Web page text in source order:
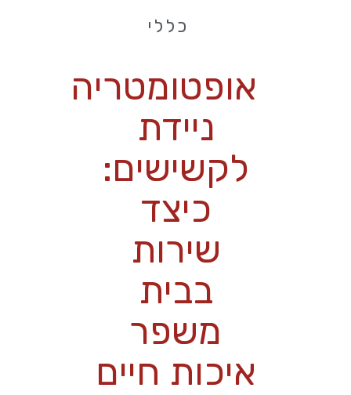
כללי
אופטומטריה
ניידת
לקשישים:
כיצד
שירות
בבית
משפר
איכות חיים